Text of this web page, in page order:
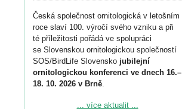
Česká společnost ornitologická v letošním
roce slaví 100. výročí svého vzniku a při
té příležitosti pořádá ve spolupráci
se Slovenskou ornitologickou společností
SOS/BirdLife Slovensko jubilejní
ornitologickou konferenci ve dnech 16.–
18. 10. 2026 v Brně.
Podrobnější informace ke konferenci
... více aktualit ...